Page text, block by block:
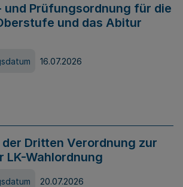
und Prüfungsordnung für die
und das Abitur
16.07.2026
Dritten Verordnung zur
LK-Wahlordnung
20.07.2026